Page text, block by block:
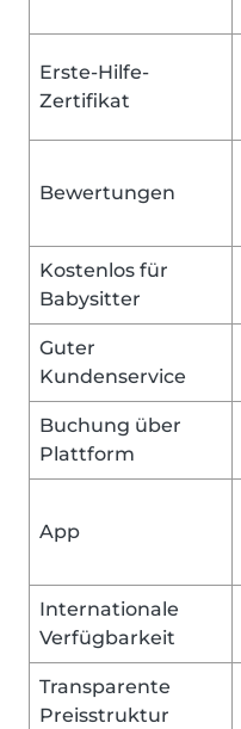
Erste-Hilfe-
Zertifikat
Bewertungen
Kostenlos für
Babysitter
Guter
Kundenservice
Buchung über
Plattform
App
Internationale
Verfügbarkeit
Transparente
Preisstruktur